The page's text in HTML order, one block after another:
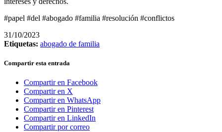
#papel #del #abogado #familia #resolución #conflictos
31/10/2023
Etiquetas: abogado de familia
Compartir esta entrada
Compartir en Facebook
Compartir en X
Compartir en WhatsApp
Compartir en Pinterest
Compartir en LinkedIn
Compartir por correo